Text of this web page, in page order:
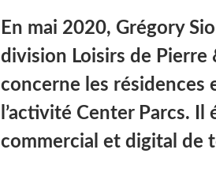
En mai 2020, Grégory
division Loisirs de Pierre
concerne les résidences
l’activité Center Parcs.
commercial et digital de